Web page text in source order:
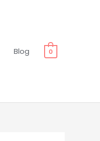
Blog 0